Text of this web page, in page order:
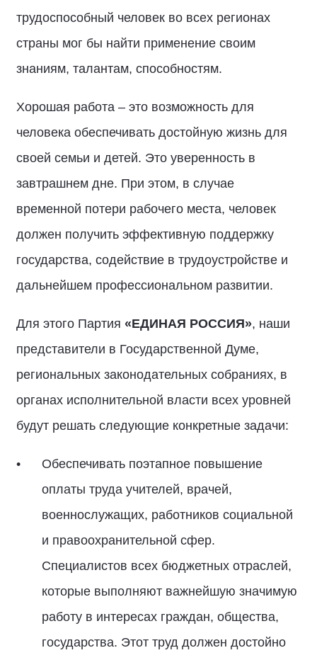
трудоспособный человек во всех регионах
страны мог бы найти применение своим
знаниям, талантам, способностям.
Хорошая работа – это возможность для
человека обеспечивать достойную жизнь для
своей семьи и детей. Это уверенность в
завтрашнем дне. При этом, в случае
временной потери рабочего места, человек
должен получить эффективную поддержку
государства, содействие в трудоустройстве и
дальнейшем профессиональном развитии.
Для этого Партия «ЕДИНАЯ РОССИЯ», наши
представители в Государственной Думе,
региональных законодательных собраниях, в
органах исполнительной власти всех уровней
будут решать следующие конкретные задачи:
Обеспечивать поэтапное повышение
оплаты труда учителей, врачей,
военнослужащих, работников социальной
и правоохранительной сфер.
Специалистов всех бюджетных отраслей,
которые выполняют важнейшую значимую
работу в интересах граждан, общества,
государства. Этот труд должен достойно